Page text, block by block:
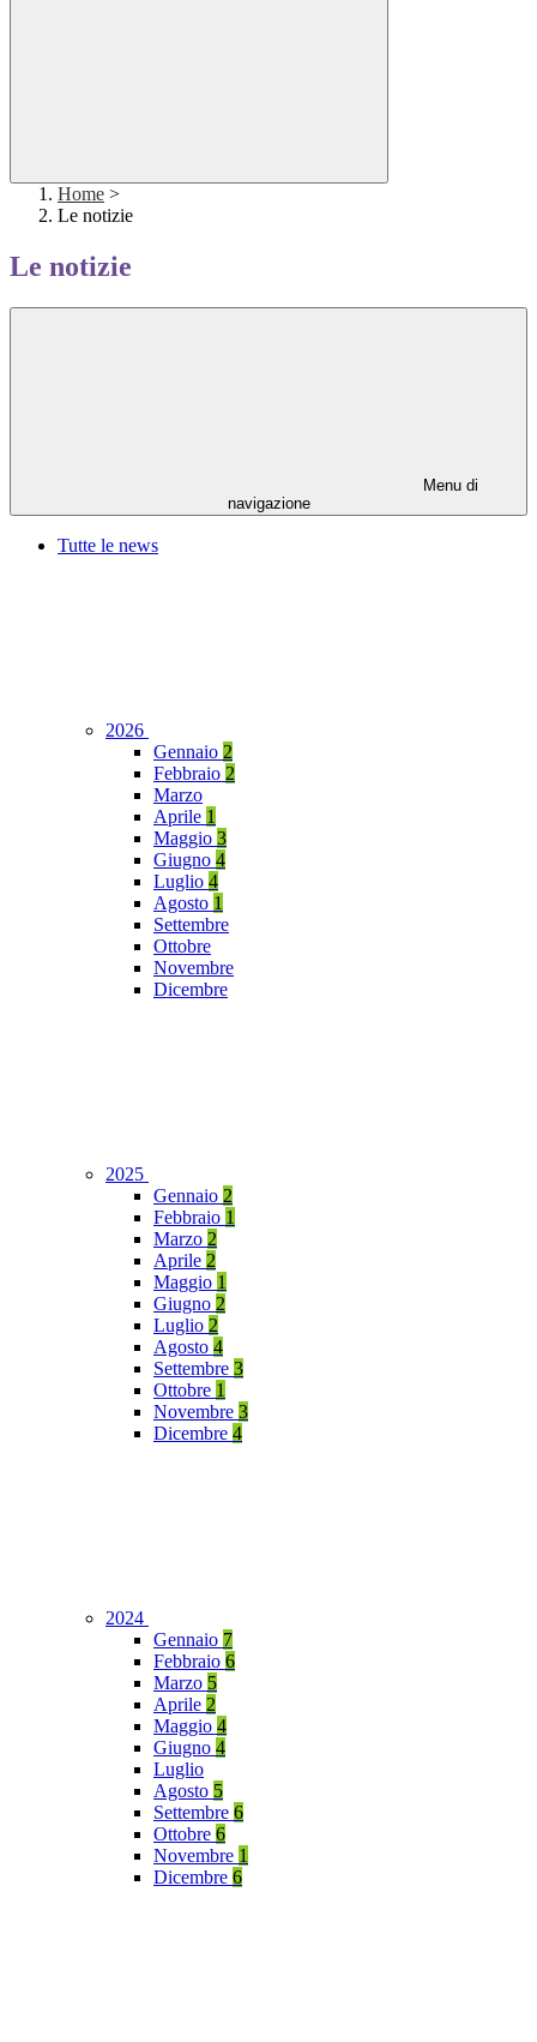
Home >
Le notizie
Le notizie
Menu di
navigazione
Tutte le news
2026
Gennaio 2
Febbraio 2
Marzo
Aprile 1
Maggio 3
Giugno 4
Luglio 4
Agosto 1
Settembre
Ottobre
Novembre
Dicembre
2025
Gennaio 2
Febbraio 1
Marzo 2
Aprile 2
Maggio 1
Giugno 2
Luglio 2
Agosto 4
Settembre 3
Ottobre 1
Novembre 3
Dicembre 4
2024
Gennaio 7
Febbraio 6
Marzo 5
Aprile 2
Maggio 4
Giugno 4
Luglio
Agosto 5
Settembre 6
Ottobre 6
Novembre 1
Dicembre 6